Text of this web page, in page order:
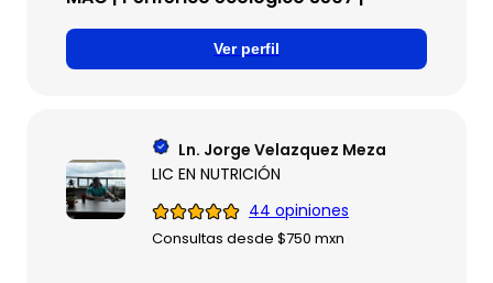
Ver perfil
Ln. Jorge Velazquez Meza
LIC EN NUTRICIÓN
44 opiniones
Consultas desde $750 mxn